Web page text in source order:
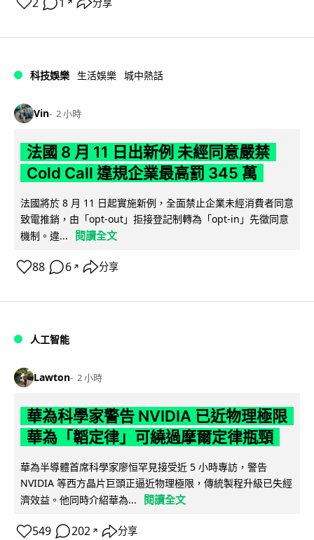
↗
科技娛樂 生活娛樂 城中熱話
Vin 2 小時
法國 8 月 11 日出新例 未經同意嚴禁
Cold Call 違規企業最高罰 345 萬
法國將於 8 月 11 日起實施新例，全面禁止企業未經消費者同意
致電推銷，由「opt-out」拒接登記制轉為「opt-in」先徵同意
機制。違...
閱讀全文
88 6 ↗ 分享
人工智能
Lawton 2 小時
華為科學家警告 NVIDIA 已近物理極限
華為「韜定律」可繞過摩爾定律瓶頸
華為半導體首席科學家廖恒罕見接受近 5 小時專訪，警告
NVIDIA 等西方晶片巨頭正逼近物理極限，傳統製程升級已失經
濟效益。他同時介紹華為...
閱讀全文
549 202 ↗ 分享